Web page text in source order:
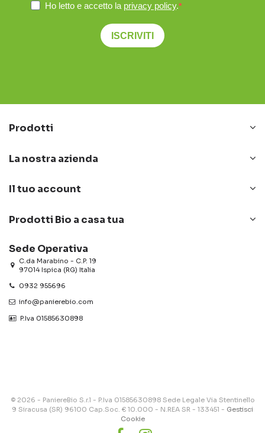
Ho letto e accetto la privacy policy.
ISCRIVITI
Prodotti
La nostra azienda
Il tuo account
Prodotti Bio a casa tua
Sede Operativa
C.da Marabino - C.P. 19
97014 Ispica (RG) Italia
0932 955696
info@panierebio.com
‎‎‎‎‎ P.Iva 01585630898
© 2026 - PaniereBio S.r.l - P.Iva 01585630898 Sede Legale Via Stentinello
9 Siracusa (SR) 96100 Cap.Soc. € 10.000 - N.REA SR - 133451 - Gestisci
Cookie